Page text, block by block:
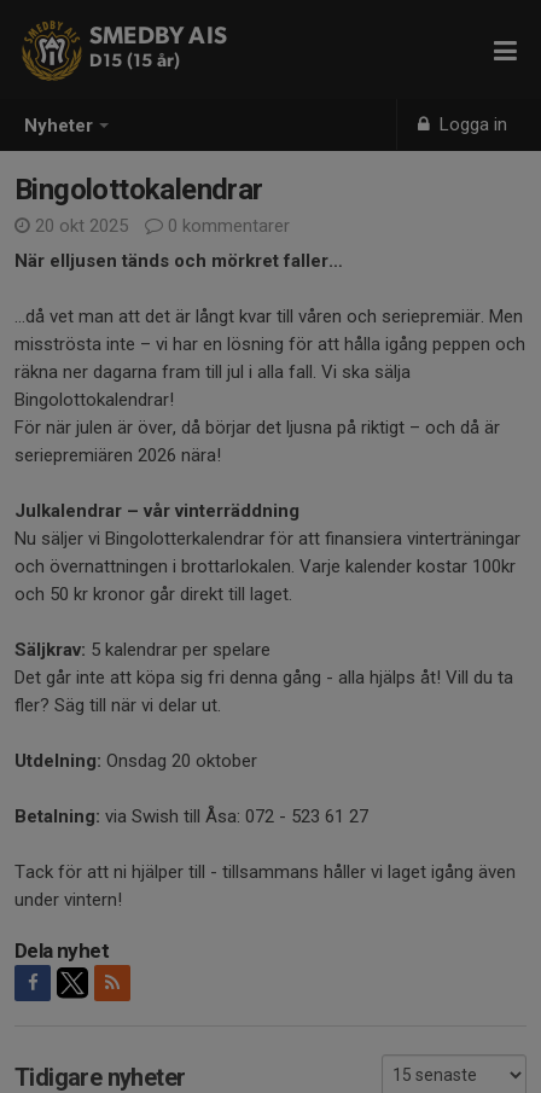
Nyheter Logga in
SMEDBY AIS
D15 (15 år)
Bingolottokalendrar
20 okt 2025
0 kommentarer
När elljusen tänds och mörkret faller…
…då vet man att det är långt kvar till våren och seriepremiär. Men
misströsta inte – vi har en lösning för att hålla igång peppen och
räkna ner dagarna fram till jul i alla fall. Vi ska sälja
Bingolottokalendrar!
För när julen är över, då börjar det ljusna på riktigt – och då är
seriepremiären 2026 nära!
Julkalendrar – vår vinterräddning
Nu säljer vi Bingolotterkalendrar för att finansiera vinterträningar
och övernattningen i brottarlokalen. Varje kalender kostar 100kr
och 50 kr kronor går direkt till laget.
Säljkrav: 5 kalendrar per spelare
Det går inte att köpa sig fri denna gång - alla hjälps åt! Vill du ta
fler? Säg till när vi delar ut.
Utdelning: Onsdag 20 oktober
Betalning: via Swish till Åsa: 072 - 523 61 27
Tack för att ni hjälper till - tillsammans håller vi laget igång även
under vintern!
Dela nyhet
Tidigare nyheter